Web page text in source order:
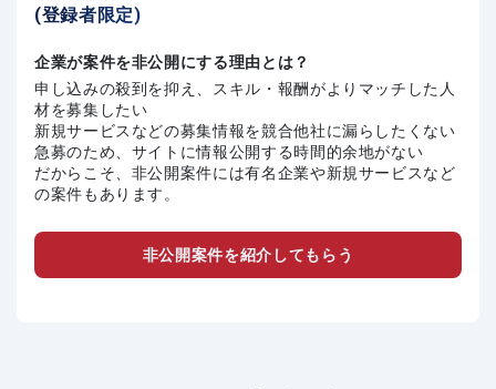
(登録者限定)
企業が案件を非公開にする理由とは？
申し込みの殺到を抑え、スキル・報酬がよりマッチした人
材を募集したい
新規サービスなどの募集情報を競合他社に漏らしたくない
急募のため、サイトに情報公開する時間的余地がない
だからこそ、非公開案件には有名企業や新規サービスなど
の案件もあります。
非公開案件を紹介してもらう